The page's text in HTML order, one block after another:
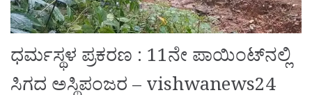
ಧರ್ಮಸ್ಥಳ ಪ್ರಕರಣ : 11ನೇ ಪಾಯಿಂಟ್‌ನಲ್ಲಿ
ಸಿಗದ ಅಸ್ಥಿಪಂಜರ – vishwanews24